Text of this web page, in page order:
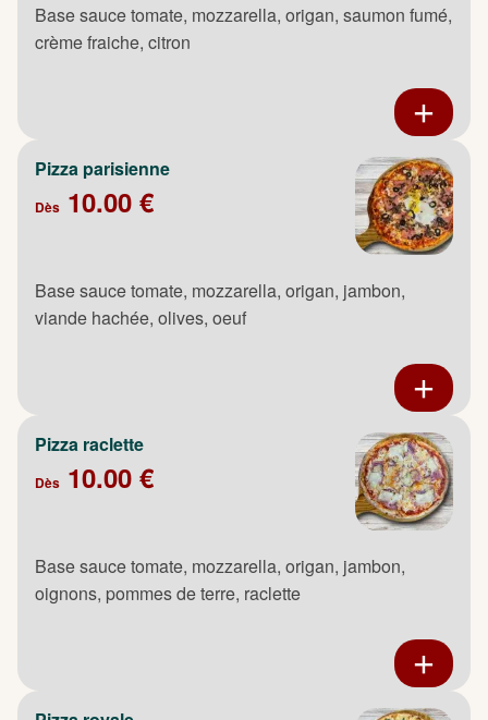
Base sauce tomate, mozzarella, origan, saumon fumé,
crème fraiche, citron
Pizza parisienne
Dès 10.00 €
Base sauce tomate, mozzarella, origan, jambon,
viande hachée, olives, oeuf
Pizza raclette
Dès 10.00 €
Base sauce tomate, mozzarella, origan, jambon,
oignons, pommes de terre, raclette